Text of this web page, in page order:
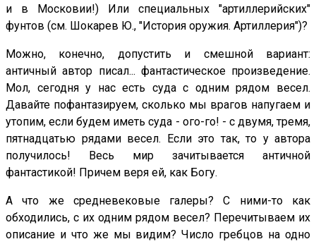
и в Московии!) Или специальных "артиллерийских"
фунтов (см. Шокарев Ю., "История оружия. Артиллерия")?
Можно, конечно, допустить и смешной вариант:
античный автор писал... фантастическое произведение.
Мол, сегодня у нас есть суда с одним рядом весел.
Давайте пофантазируем, сколько мы врагов напугаем и
утопим, если будем иметь суда - ого-го! - с двумя, тремя,
пятнадцатью рядами весел. Если это так, то у автора
получилось! Весь мир зачитывается античной
фантастикой! Причем веря ей, как Богу.
А что же средневековые галеры? С ними-то как
обходились, с их одним рядом весел? Перечитываем их
описание и что же мы видим? Число гребцов на одно